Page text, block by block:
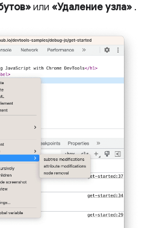
или «Удаление узла» .